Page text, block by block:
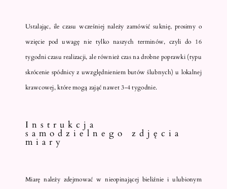
Ustalając, ile czasu wcześniej należy zamówić suknię, prosimy o
wzięcie pod uwagę nie tylko naszych terminów, czyli do 16
tygodni czasu realizacji, ale również czas na drobne poprawki (typu
skrócenie spódnicy z uwzględnieniem butów ślubnych) u lokalnej
krawcowej, które mogą zająć nawet 3-4 tygodnie.
Instrukcja
samodzielnego zdjęcia
miary
Miarę należy zdejmować w nieopinającej bieliźnie i ulubionym